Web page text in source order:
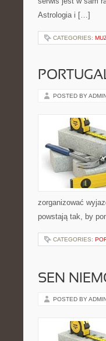
Astrologia i […]
CATEGORIES:
POSTED BY
zorganizować
powstają tak, by
CATEGORIES:
SEN
POSTED BY